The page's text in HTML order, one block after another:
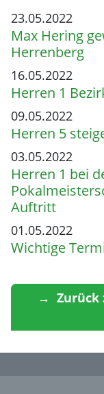
23.05.2022
Max Hering
Herrenberg
16.05.2022
Herren 1
09.05.2022
Herren 5
03.05.2022
Herren 1 bei
Auftritt
01.05.2022
Wichtige
→ Zurück